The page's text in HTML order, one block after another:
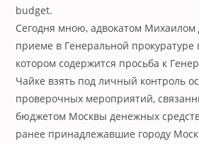
budget.
Сегодня мною, адвокатом
приеме в Генеральной прокуратуре
котором содержится просьба к
Чайке взять под личный контроль
проверочных мероприятий,
бюджетом Москвы денежных
ранее принадлежавшие городу